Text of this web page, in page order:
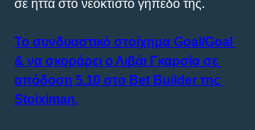
σε ήττα στο νεόκτιστο γήπεδο της.
Το συνδυαστικό στοίχημα Goal/Goal
& να σκοράρει ο Λιβάι Γκαρσία σε
απόδοση 5.10 στο Bet Builder της
Stoiximan.